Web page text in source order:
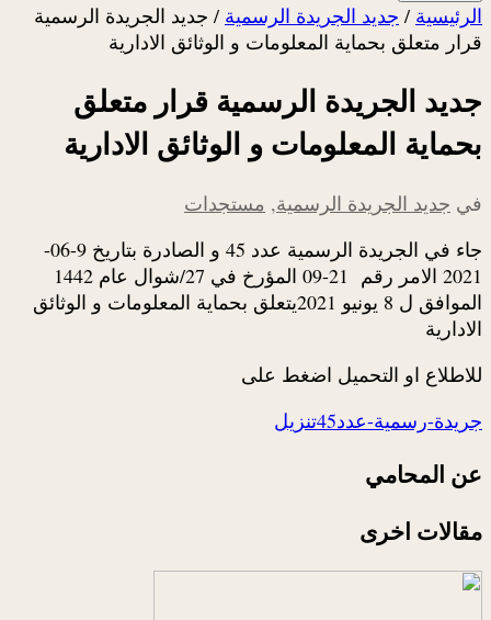
الرئيسية / جديد الجريدة الرسمية / جديد الجريدة الرسمية
قرار متعلق بحماية المعلومات و الوثائق الادارية
جديد الجريدة الرسمية قرار متعلق
بحماية المعلومات و الوثائق الادارية
في جديد الجريدة الرسمية, مستجدات
جاء في الجريدة الرسمية عدد 45 و الصادرة بتاريخ 9-06-
2021 الامر رقم 21-09 المؤرخ في 27/شوال عام 1442
الموافق ل 8 يونيو 2021يتعلق بحماية المعلومات و الوثائق
الادارية
للاطلاع او التحميل اضغط على
جريدة-رسمية-عدد45
تنزيل
عن المحامي
مقالات اخرى